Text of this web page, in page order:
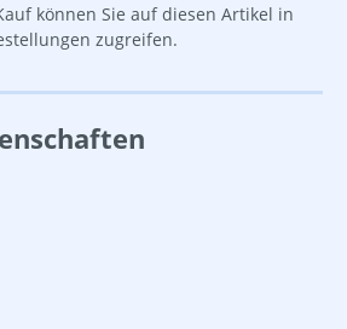
können Sie auf diesen Artikel in
zugreifen.